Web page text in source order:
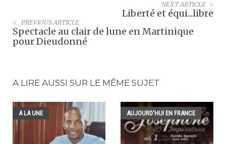
NEXT ARTICLE
Liberté et équi...libre
PREVIOUS ARTICLE
Spectacle au clair de lune en Martinique
pour Dieudonné
A LIRE AUSSI SUR LE MÊME SUJET
A LA UNE AUJOURD'HUI EN FRANCE